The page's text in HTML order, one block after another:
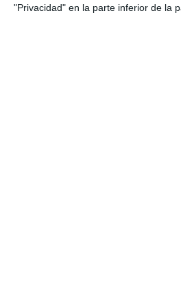
"Privacidad" en la parte inferior de la